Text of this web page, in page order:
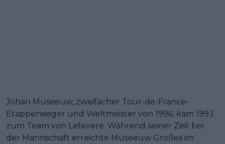
Johan Museeuw, zweifacher Tour-de-France-
Etappensieger und Weltmeister von 1996, kam 1993
zum Team von Lefevere. Während seiner Zeit bei
der Mannschaft erreichte Museeuw Großes im